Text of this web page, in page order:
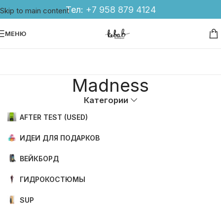
Skip to main contentТел: +7 958 879 4124
МЕНЮ
Madness
Категории
AFTER TEST (USED)
ИДЕИ ДЛЯ ПОДАРКОВ
ВЕЙКБОРД
ГИДРОКОСТЮМЫ
SUP